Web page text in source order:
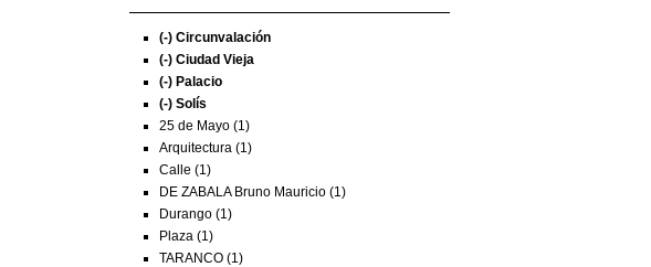
(-) Circunvalación
(-) Ciudad Vieja
(-) Palacio
(-) Solís
25 de Mayo (1)
Arquitectura (1)
Calle (1)
DE ZABALA Bruno Mauricio (1)
Durango (1)
Plaza (1)
TARANCO (1)